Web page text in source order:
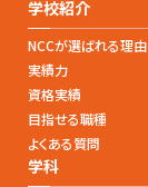
学校紹介
NCCが選ばれる理由
実績力
資格実績
目指せる職種
よくある質問
学科